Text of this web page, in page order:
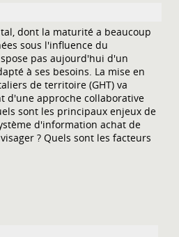
dont la maturité a beaucoup
sous l'influence du
pas aujourd'hui d'un
à ses besoins. La mise en
de territoire (GHT) va
d'une approche collaborative
sont les principaux enjeux de
d'information achat de
? Quels sont les facteurs